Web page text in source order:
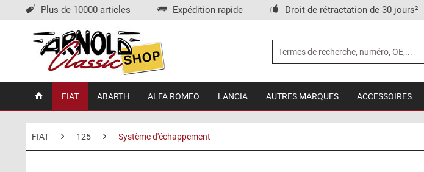
Plus de 10000 articles Expédition rapide Droit de rétractation de 30 jours²
FIAT ABARTH ALFA ROMEO LANCIA AUTRES MARQUES ACCESSOIRES
FIAT 125 Système d'échappement